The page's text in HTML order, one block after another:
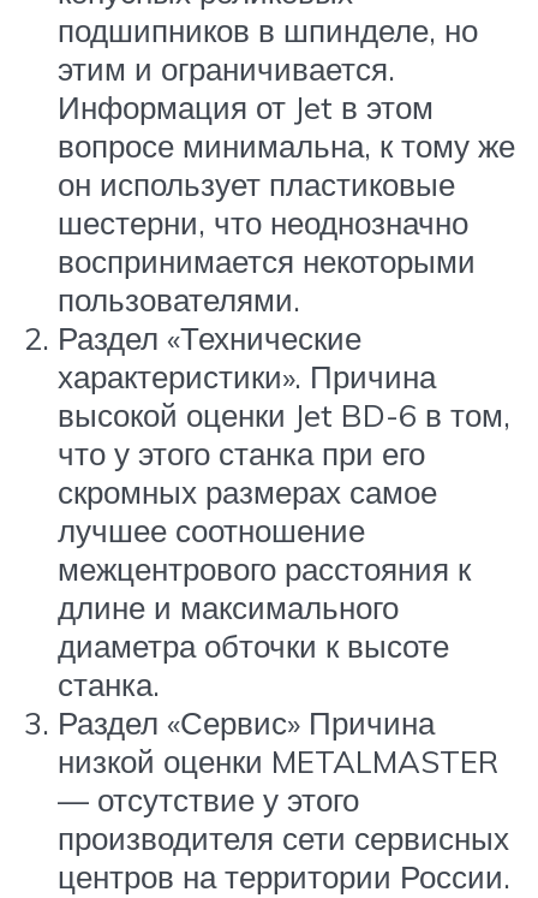
подшипников в шпинделе, но
этим и ограничивается.
Информация от Jet в этом
вопросе минимальна, к тому же
он использует пластиковые
шестерни, что неоднозначно
воспринимается некоторыми
пользователями.
Раздел «Технические
характеристики». Причина
высокой оценки Jet BD-6 в том,
что у этого станка при его
скромных размерах самое
лучшее соотношение
межцентрового расстояния к
длине и максимального
диаметра обточки к высоте
станка.
Раздел «Сервис» Причина
низкой оценки METALMASTER
— отсутствие у этого
производителя сети сервисных
центров на территории России.